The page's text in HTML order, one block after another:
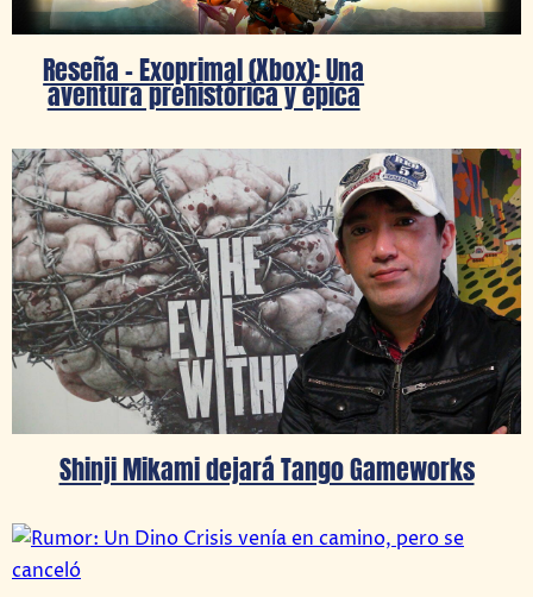
Reseña – Exoprimal (Xbox): Una
aventura prehistórica y épica
Shinji Mikami dejará Tango Gameworks